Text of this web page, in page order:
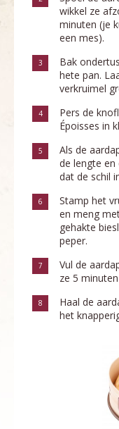
wikkel ze
minuten (je
een mes).
3
Bak
hete pan.
verkruimel
4
Pers de
Époisses in
5
Als de
de lengte
dat de schil
6
Stamp het
en meng
gehakte
peper.
7
Vul de
ze 5
8
Haal de
het